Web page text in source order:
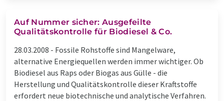
Auf Nummer sicher: Ausgefeilte
Qualitätskontrolle für Biodiesel & Co.
28.03.2008 - Fossile Rohstoffe sind Mangelware,
alternative Energiequellen werden immer wichtiger. Ob
Biodiesel aus Raps oder Biogas aus Gülle - die
Herstellung und Qualitätskontrolle dieser Kraftstoffe
erfordert neue biotechnische und analytische Verfahren.